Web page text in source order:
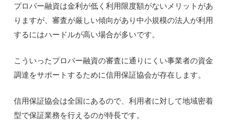
プロパー融資は金利が低く利用限度額がないメリットがあ
りますが、審査が厳しい傾向があり中小規模の法人が利用
するにはハードルが高い場合が多いです。
こういったプロパー融資の審査に通りにくい事業者の資金
調達をサポートするために信用保証協会が存在します。
信用保証協会は全国にあるので、利用者に対して地域密着
型で保証業務を行えるのが特長です。